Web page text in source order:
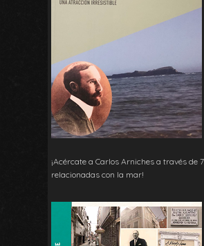
¡Acércate a Carlos Arniches a través de
relacionadas con la mar!